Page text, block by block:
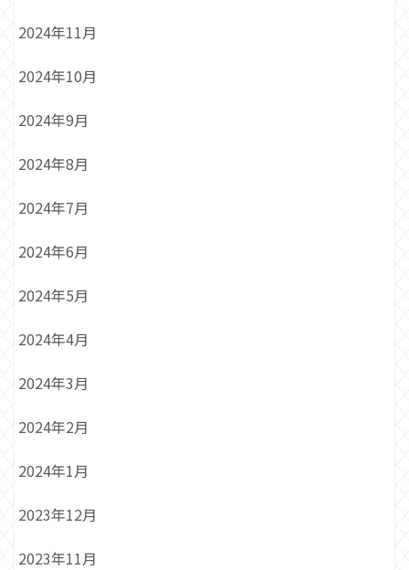
2024年11月
2024年10月
2024年9月
2024年8月
2024年7月
2024年6月
2024年5月
2024年4月
2024年3月
2024年2月
2024年1月
2023年12月
2023年11月